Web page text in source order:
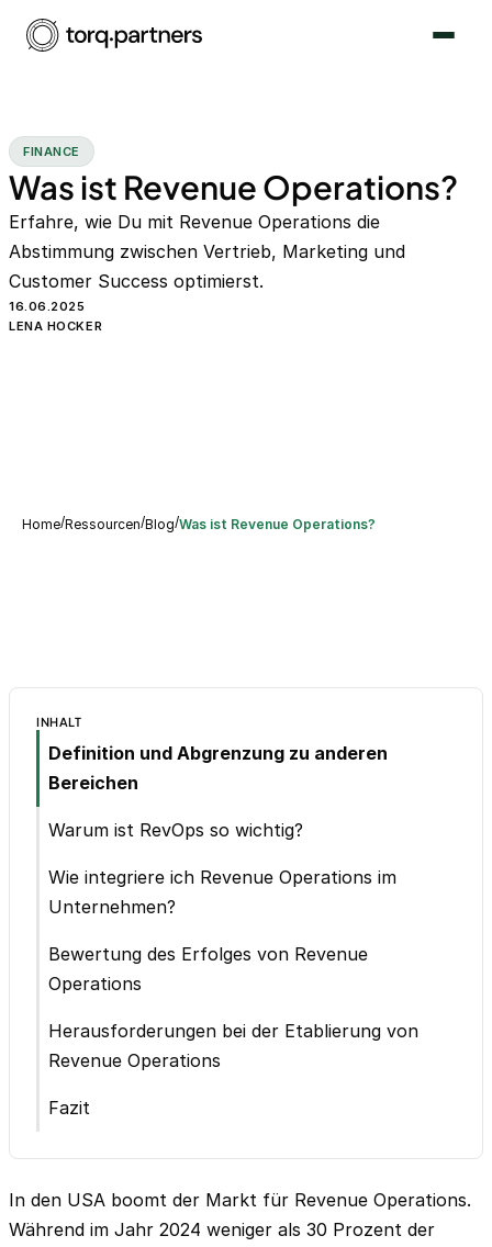
FINANCE
Was ist Revenue Operations?
Erfahre, wie Du mit Revenue Operations die
Abstimmung zwischen Vertrieb, Marketing und
Customer Success optimierst.
16.06.2025
LENA HOCKER
Home/Ressourcen/Blog/Was ist Revenue Operations?
INHALT
Definition und Abgrenzung zu anderen
Bereichen
Warum ist RevOps so wichtig?
Wie integriere ich Revenue Operations im
Unternehmen?
Bewertung des Erfolges von Revenue
Operations
Herausforderungen bei der Etablierung von
Revenue Operations
Fazit
In den USA boomt der Markt für Revenue Operations.
Während im Jahr 2024 weniger als 30 Prozent der